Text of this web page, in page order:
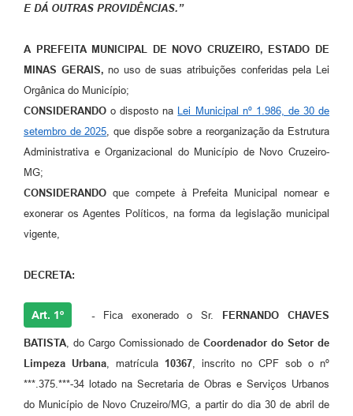
E DÁ OUTRAS PROVIDÊNCIAS.”
A PREFEITA MUNICIPAL DE NOVO CRUZEIRO, ESTADO DE
MINAS GERAIS,no uso de suas atribuições conferidas pela Lei
Orgânica do Município;
CONSIDERANDO o disposto na Lei Municipal nº 1.986, de 30 de
setembro de 2025, que dispõe sobre a reorganização da Estrutura
Administrativa e Organizacional do Município de Novo Cruzeiro-
MG;
CONSIDERANDO que compete à Prefeita Municipal nomear e
exonerar os Agentes Políticos, na forma da legislação municipal
vigente,
DECRETA:
Art. 1º - Fica exonerado o Sr. FERNANDO CHAVES
BATISTA, do Cargo Comissionado de Coordenador do Setor de
Limpeza Urbana, matrícula 10367, inscrito no CPF sob o nº
***.375.***-34 lotado na Secretaria de Obras e Serviços Urbanos
do Município de Novo Cruzeiro/MG, a partir do dia 30 de abril de